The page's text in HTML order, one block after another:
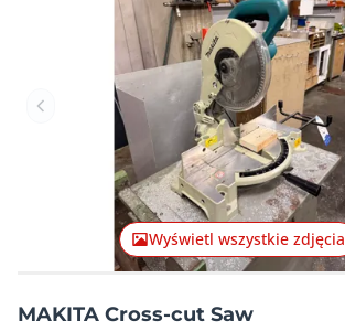
Poprzednia pozycja
Wyświetl wszystkie zdjęcia
MAKITA Cross-cut Saw